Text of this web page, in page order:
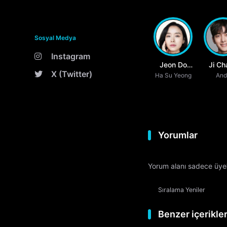
Sosyal Medya
Instagram
X (Twitter)
Jeon Do
Yeon
Ha Su Yeong
Ji
Yorumlar
Yorum alanı sadece
Sıralama Yeniler
Benzer içerikler